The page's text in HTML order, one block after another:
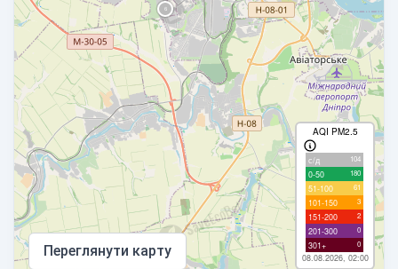
AQI PM2.5
с/д 104
0-50 180
51-100 61
101-150 3
151-200 2
201-300 0
301+ 0
08.08.2026, 02:00
Переглянути карту